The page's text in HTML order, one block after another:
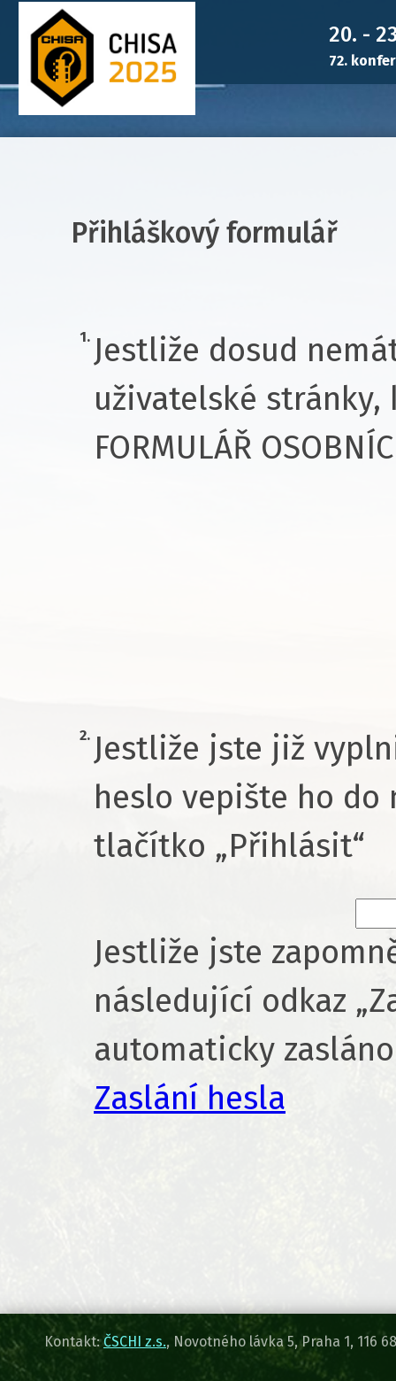
20. -
72.
Přihláškový formulář
1. Jestliže dosud
uživatelské
FORMULÁŘ
2. Jestliže jste již
heslo vepište ho
tlačítko „Přihlásit“
Jestliže jste
následující odkaz
automaticky
Zaslání hesla
Kontakt:ČSCHI z.s., Novotného lávka 5, Praha 1, 116